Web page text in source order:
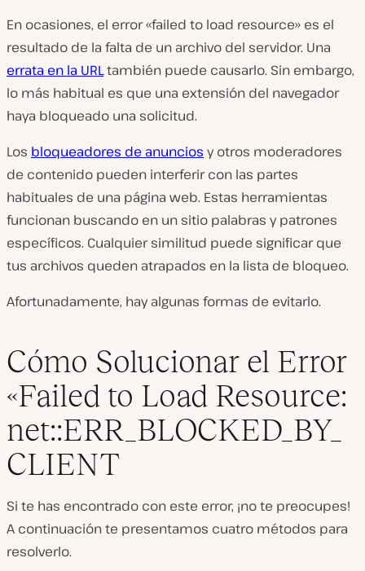
En ocasiones, el error «failed to load resource» es el
resultado de la falta de un archivo del servidor. Una
errata en la URLtambién puede causarlo. Sin embargo,
lo más habitual es que una extensión del navegador
haya bloqueado una solicitud.
Los bloqueadores de anuncios y otros moderadores
de contenido pueden interferir con las partes
habituales de una página web. Estas herramientas
funcionan buscando en un sitio palabras y patrones
específicos. Cualquier similitud puede significar que
tus archivos queden atrapados en la lista de bloqueo.
Afortunadamente, hay algunas formas de evitarlo.
Cómo Solucionar el Error
«Failed to Load Resource:
net::ERR_BLOCKED_BY_
CLIENT
Si te has encontrado con este error, ¡no te preocupes!
A continuación te presentamos cuatro métodos para
resolverlo.